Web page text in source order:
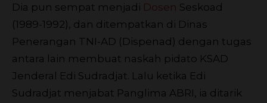
Dia pun sempat menjadi Dosen Seskoad
(1989-1992), dan ditempatkan di Dinas
Penerangan TNI-AD (Dispenad) dengan tugas
antara lain membuat naskah pidato KSAD
Jenderal Edi Sudradjat. Lalu ketika Edi
Sudradjat menjabat Panglima ABRI, ia ditarik